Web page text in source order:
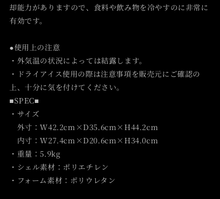
却能力がありますので、食料や飲み物を冷やすのに非常に
有効です。
●使用上の注意
・外気温の状況によっては結露します。
・ドライアイス使用の際は注意事項を販売元にご確認の
上、十分に気を付けてください。
■SPEC■
・サイズ
外寸：W42.2cm×D35.6cm×H44.2cm
内寸：W27.4cm×D20.6cm×H34.0cm
・重量：5.9kg
・シェル素材：ポリエチレン
・フォーム素材：ポリウレタン